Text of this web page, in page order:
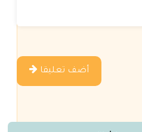
أضف تعليقا